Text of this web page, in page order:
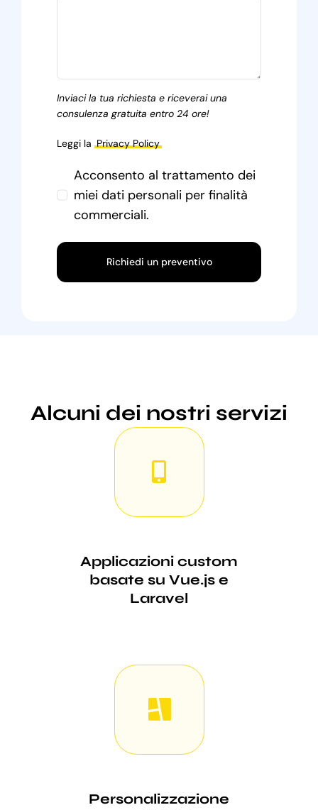
Inviaci la tua richiesta e riceverai una
consulenza gratuita entro 24 ore!
Leggi la Privacy Policy
Acconsento al trattamento dei
miei dati personali per finalità
commerciali.
Richiedi un preventivo
Alcuni dei nostri servizi
Applicazioni custom
basate su Vue.js e
Laravel
Personalizzazione